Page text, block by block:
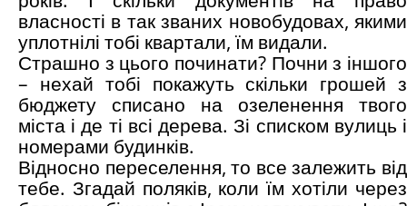
власності в так званих новобудовах, якими
уплотнілі тобі квартали, їм видали.
Страшно з цього починати? Почни з іншого
– нехай тобі покажуть скільки грошей з
бюджету списано на озеленення твого
міста і де ті всі дерева. Зі списком вулиць і
номерами будинків.
Відносно переселення, то все залежить від
тебе. Згадай поляків, коли їм хотіли через